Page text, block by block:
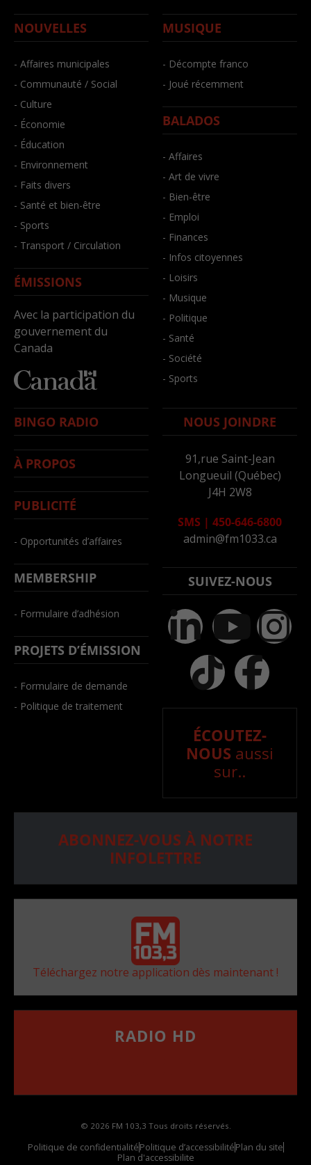
NOUVELLES
- Affaires municipales
- Communauté / Social
- Culture
- Économie
- Éducation
- Environnement
- Faits divers
- Santé et bien-être
- Sports
- Transport / Circulation
ÉMISSIONS
Avec la participation du
gouvernement du
Canada
MUSIQUE
- Décompte franco
- Joué récemment
BALADOS
- Affaires
- Art de vivre
- Bien-être
- Emploi
- Finances
- Infos citoyennes
- Loisirs
- Musique
- Politique
- Santé
- Société
- Sports
BINGO RADIO
À PROPOS
PUBLICITÉ
- Opportunités d’affaires
MEMBERSHIP
- Formulaire d’adhésion
PROJETS D’ÉMISSION
- Formulaire de demande
- Politique de traitement
NOUS JOINDRE
91,rue Saint-Jean
Longueuil (Québec)
J4H 2W8
SMS | 450-646-6800
admin@fm1033.ca
SUIVEZ-NOUS
ÉCOUTEZ-
NOUS aussi
sur..
ABONNEZ-VOUS À NOTRE
INFOLETTRE
Téléchargez notre application dès maintenant !
RADIO HD
© 2026 FM 103,3 Tous droits réservés.
Politique de confidentialitéPolitique d’accessibilitéPlan du site
Plan d'accessibilite